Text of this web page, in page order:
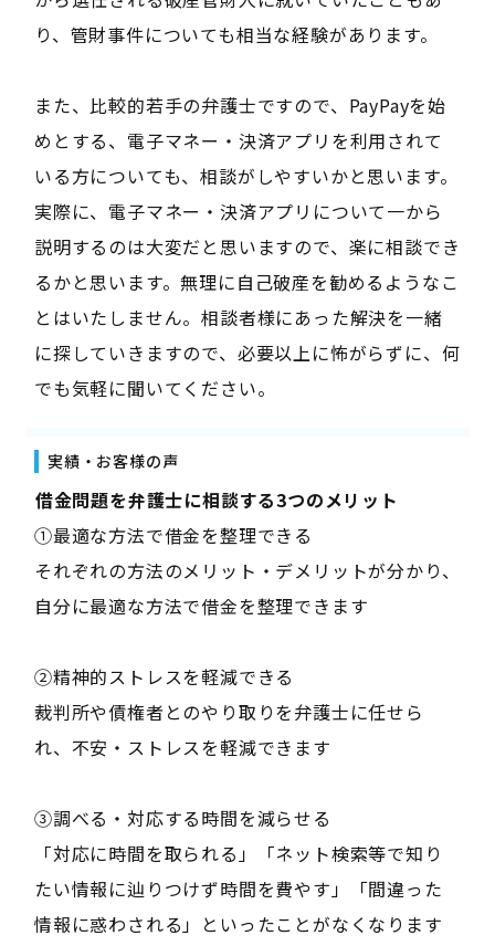
り、管財事件についても相当な経験があります。
また、比較的若手の弁護士ですので、PayPayを始
めとする、電子マネー・決済アプリを利用されて
いる方についても、相談がしやすいかと思います。
実際に、電子マネー・決済アプリについて一から
説明するのは大変だと思いますので、楽に相談でき
るかと思います。無理に自己破産を勧めるようなこ
とはいたしません。相談者様にあった解決を一緒
に探していきますので、必要以上に怖がらずに、何
でも気軽に聞いてください。
実績・お客様の声
――借金問題を弁護士に相談する3つのメリット――
①最適な方法で借金を整理できる
それぞれの方法のメリット・デメリットが分かり、
自分に最適な方法で借金を整理できます
②精神的ストレスを軽減できる
裁判所や債権者とのやり取りを弁護士に任せら
れ、不安・ストレスを軽減できます
③調べる・対応する時間を減らせる
「対応に時間を取られる」「ネット検索等で知り
たい情報に辿りつけず時間を費やす」「間違った
情報に惑わされる」といったことがなくなります